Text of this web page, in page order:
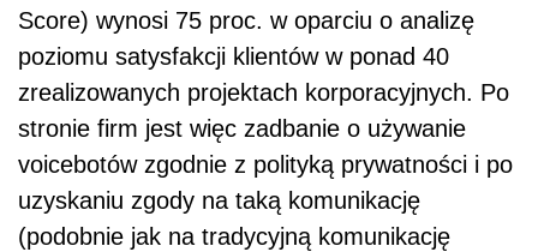
Score) wynosi 75 proc. w oparciu o analizę
poziomu satysfakcji klientów w ponad 40
zrealizowanych projektach korporacyjnych. Po
stronie firm jest więc zadbanie o używanie
voicebotów zgodnie z polityką prywatności i po
uzyskaniu zgody na taką komunikację
(podobnie jak na tradycyjną komunikację